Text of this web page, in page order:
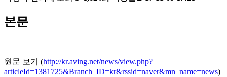
본문
원문 보기 (http://kr.aving.net/news/view.php?
articleId=1381725&Branch_ID=kr&rssid=naver&mn_name=news)